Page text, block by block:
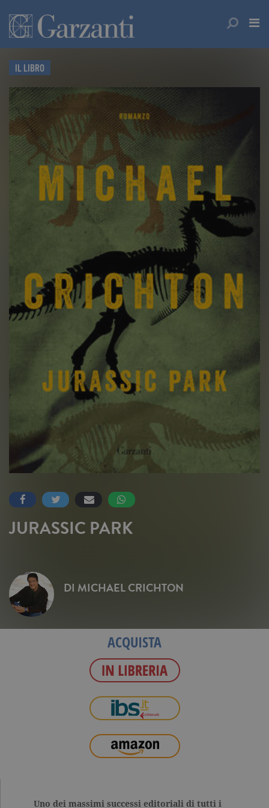
IL LIBRO
JURASSIC PARK
DI MICHAEL CRICHTON
ACQUISTA
Uno dei massimi successi editoriali di tutti i